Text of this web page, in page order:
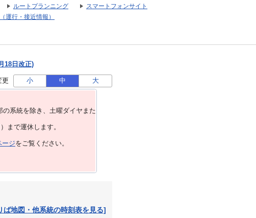
ルートプランニング
スマートフォンサイト
運行・接近情報）
18日改正)
更 小 中 大
系統を除き、⼟曜ダイヤまた
まで運休します。
ージをご覧ください。
ば地図・他系統の時刻表を見る]